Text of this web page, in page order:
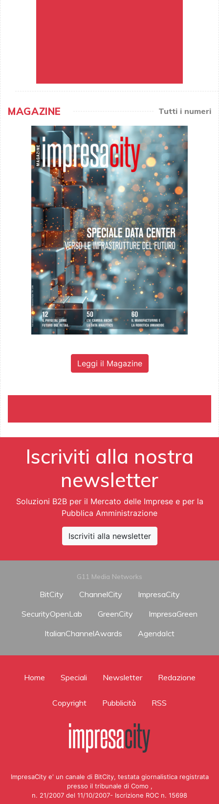
MAGAZINE Tutti i numeri
Leggi il Magazine
Iscriviti alla nostra
newsletter
Soluzioni B2B per il Mercato delle Imprese e per la
Pubblica Amministrazione
Iscriviti alla newsletter
G11 Media Networks
BitCity ChannelCity
ImpresaCity
SecurityOpenLab
GreenCity
ImpresaGreen
ItalianChannelAwards
AgendaIct
Home Speciali Newsletter Redazione
Copyright Pubblicità RSS
ImpresaCity e' un canale di BitCity, testata giornalistica registrata
presso il tribunale di Como ,
n. 21/2007 del 11/10/2007- Iscrizione ROC n. 15698